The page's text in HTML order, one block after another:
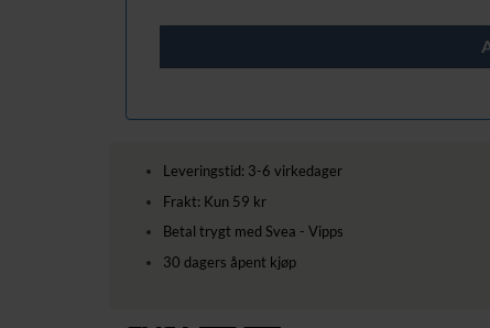
Leveringstid: 3-6 virkedager
Frakt: Kun 59 kr
Betal trygt med Svea - Vipps
30 dagers åpent kjøp